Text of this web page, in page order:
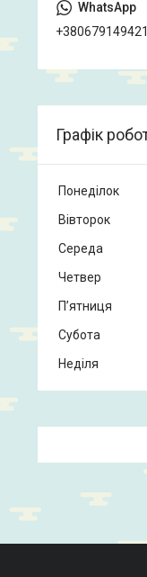
+380679149421
Графік
Понеділок
Вівторок
Середа
Четвер
Пʼятниця
Субота
Неділя